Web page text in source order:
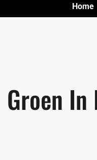
Home
Groen In